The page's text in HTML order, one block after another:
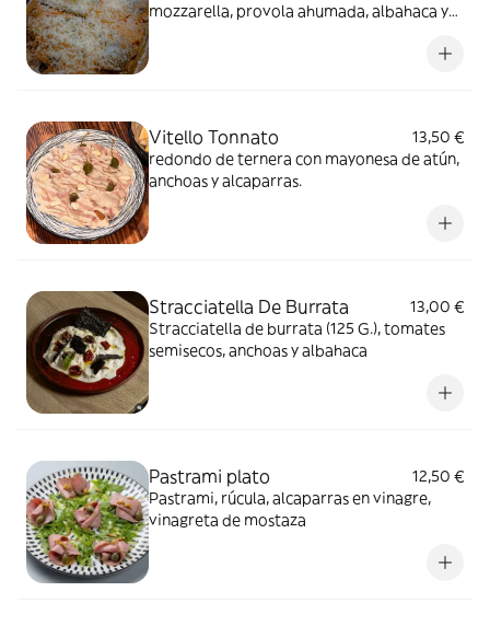
mozzarella, provola ahumada, albahaca y
Vitello Tonnato
13,50 €
redondo de ternera con mayonesa de atún,
anchoas y alcaparras.
Stracciatella De Burrata
13,00 €
Stracciatella de burrata (125 G.), tomates
semisecos, anchoas y albahaca
Pastrami plato
12,50 €
Pastrami, rúcula, alcaparras en vinagre,
vinagreta de mostaza